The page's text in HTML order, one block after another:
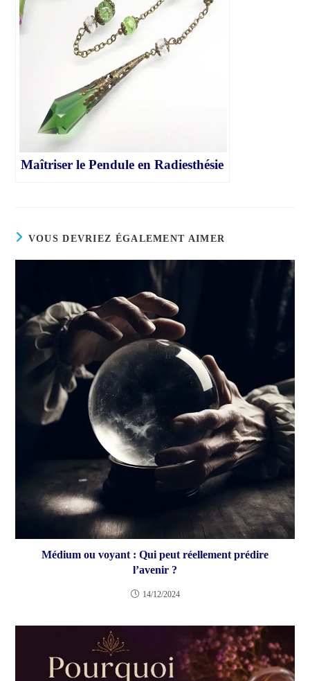
Maîtriser le Pendule en Radiesthésie
VOUS DEVRIEZ ÉGALEMENT AIMER
Médium ou voyant : Qui peut réellement prédire
l’avenir ?
14/12/2024